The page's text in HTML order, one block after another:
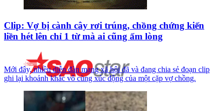
Clip: Vợ bị cành cây rơi trúng, chồng chứng kiến
liền hét lên chỉ 1 từ mà ai cũng ấm lòng
Mới đây, nhiều diễn đàn mạng xã hội đã và đang chia sẻ đoạn clip
ghi lại khoảnh khắc vô cùng xúc động của một cặp vợ chồng.